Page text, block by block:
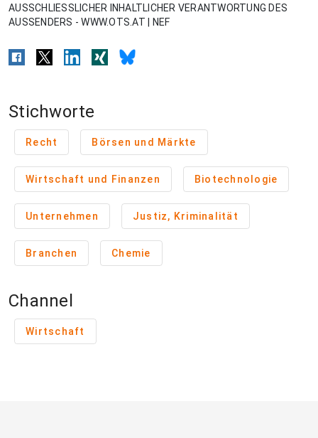
AUSSCHLIESSLICHER INHALTLICHER VERANTWORTUNG DES
AUSSENDERS - WWW.OTS.AT | NEF
Stichworte
Recht Börsen und Märkte
Wirtschaft und Finanzen Biotechnologie
Unternehmen Justiz, Kriminalität
Branchen Chemie
Channel
Wirtschaft